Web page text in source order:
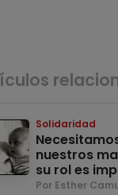
Solidaridad
nuestros
su rol es
Por Esther